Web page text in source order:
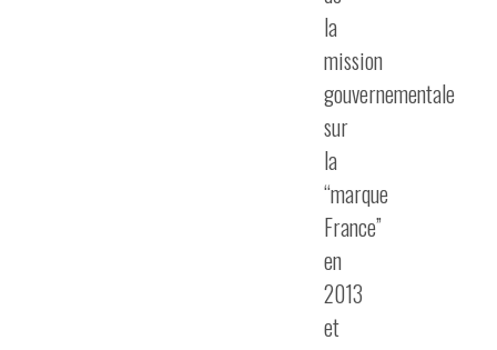
la
mission
gouvernementale
sur
la
“marque
France”
en
2013
et